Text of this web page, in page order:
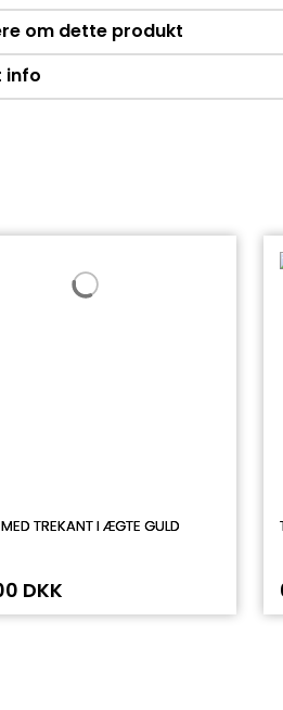
om dette produkt
info
TREKANT I ÆGTE GULD
DKK